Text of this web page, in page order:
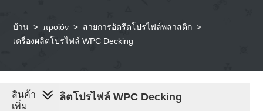
บ้าน > προϊόν > สายการอัดรีดโปรไฟล์พลาสติก >
เครื่องผลิตโปรไฟล์ WPC Decking
เครื่องผลิตโปรไฟล์ WPC Decking
สินค้า
เพิ่ม